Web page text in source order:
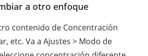
a otro enfoque
contenido de Concentración
etc. Va a Ajustes > Modo de